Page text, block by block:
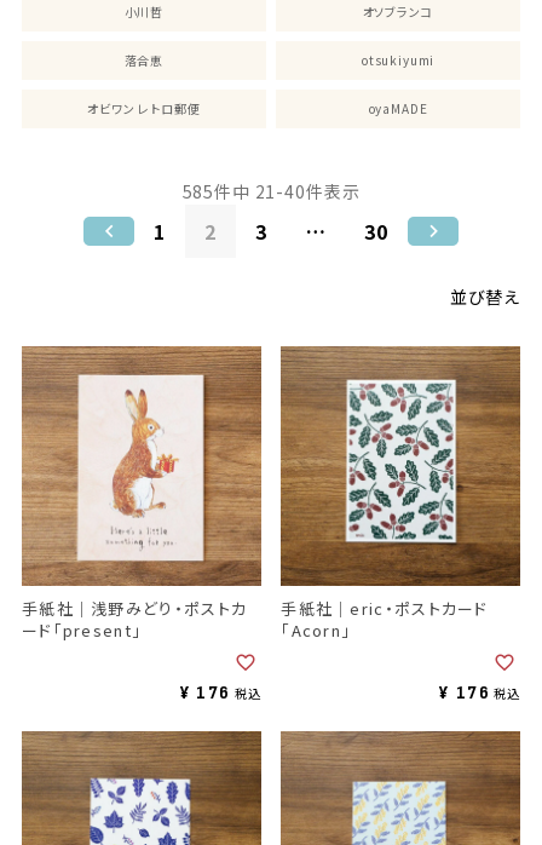
小川哲 オソブランコ
落合恵 otsukiyumi
オビワン レトロ郵便 oyaMADE
並び替え
585件中 21-40件表示
1 2 3 … 30
手紙社｜浅野みどり・ポストカ
ード「present」
¥ 176 税込
手紙社｜eric・ポストカード
「Acorn」
¥ 176 税込